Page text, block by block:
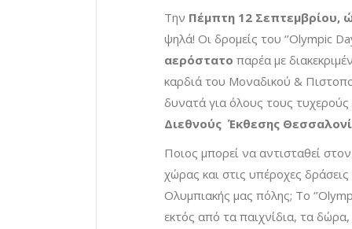
Την Πέμπτη 12 Σεπτεμβρίου,
ψηλά! Οι δρομείς του ‘’Olympic
αερόστατο παρέα με
καρδιά του Μοναδικού &
δυνατά για όλους τους
Διεθνούς Έκθεσης
Ποιος μπορεί να αντισταθεί
χώρας και στις υπέροχες
Ολυμπιακής μας πόλης; Το
εκτός από τα παιχνίδια, τα